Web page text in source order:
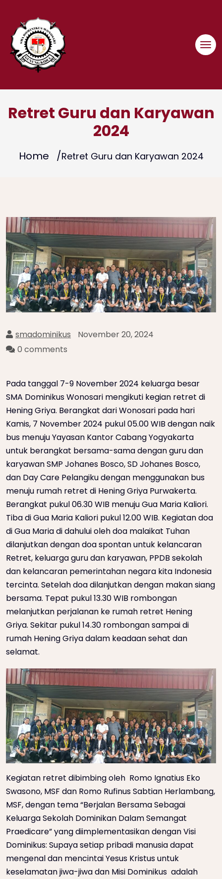
content
Retret Guru dan Karyawan
2024
Home Retret Guru dan Karyawan 2024
smadominikus
November 20, 2024
0 comments
Pada tanggal 7-9 November 2024 keluarga besar
SMA Dominikus Wonosari mengikuti kegian retret di
Hening Griya. Berangkat dari Wonosari pada hari
Kamis, 7 November 2024 pukul 05.00 WIB dengan naik
bus menuju Yayasan Kantor Cabang Yogyakarta
untuk berangkat bersama-sama dengan guru dan
karyawan SMP Johanes Bosco, SD Johanes Bosco,
dan Day Care Pelangiku dengan menggunakan bus
menuju rumah retret di Hening Griya Purwakerta.
Berangkat pukul 06.30 WIB menuju Gua Maria Kaliori.
Tiba di Gua Maria Kaliori pukul 12.00 WIB. Kegiatan doa
di Gua Maria di dahului oleh doa malaikat Tuhan
dilanjutkan dengan doa spontan untuk kelancaran
Retret, keluarga guru dan karyawan, PPDB sekolah
dan kelancaran pemerintahan negara kita Indonesia
tercinta. Setelah doa dilanjutkan dengan makan siang
bersama. Tepat pukul 13.30 WIB rombongan
melanjutkan perjalanan ke rumah retret Hening
Griya. Sekitar pukul 14.30 rombongan sampai di
rumah Hening Griya dalam keadaan sehat dan
selamat.
Kegiatan retret dibimbing oleh Romo Ignatius Eko
Swasono, MSF dan Romo Rufinus Sabtian Herlambang,
MSF, dengan tema “Berjalan Bersama Sebagai
Keluarga Sekolah Dominikan Dalam Semangat
Praedicare” yang diimplementasikan dengan Visi
Dominikus: Supaya setiap pribadi manusia dapat
mengenal dan mencintai Yesus Kristus untuk
keselamatan jiwa-jiwa dan Misi Dominikus adalah